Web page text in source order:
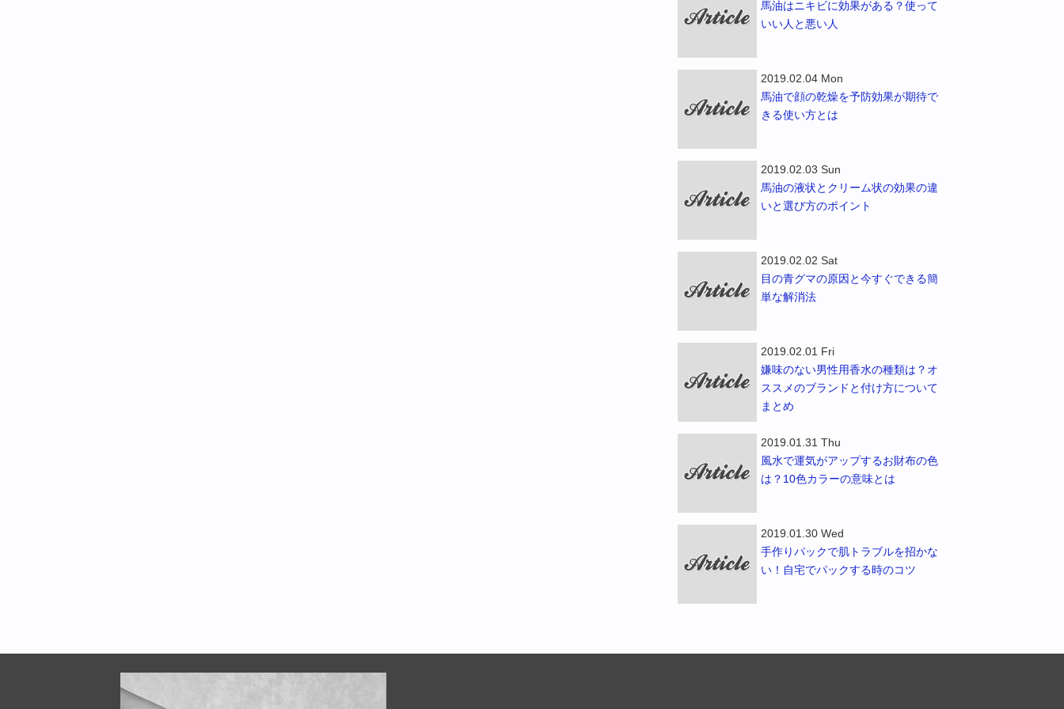
馬油はニキビに効果がある？使って
いい人と悪い人
2019.02.04 Mon
馬油で顔の乾燥を予防効果が期待で
きる使い方とは
2019.02.03 Sun
馬油の液状とクリーム状の効果の違
いと選び方のポイント
2019.02.02 Sat
目の青グマの原因と今すぐできる簡
単な解消法
2019.02.01 Fri
嫌味のない男性用香水の種類は？オ
ススメのブランドと付け方について
まとめ
2019.01.31 Thu
風水で運気がアップするお財布の色
は？10色カラーの意味とは
2019.01.30 Wed
手作りパックで肌トラブルを招かな
い！自宅でパックする時のコツ